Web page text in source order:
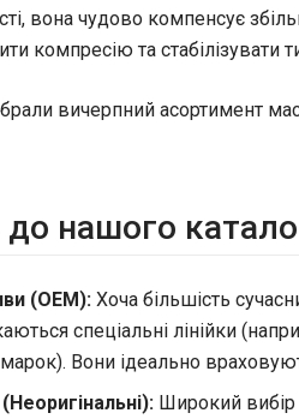
вона чудово компенсує
компресію та стабілізувати
вичерпний асортимент
нашого
(OEM): Хоча більшість
спеціальні лінійки
Вони ідеально
Широкий вибір